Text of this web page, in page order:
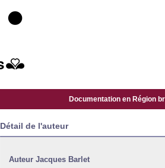
Documentation en Région
Détail de l'auteur
Auteur Jacques Barlet